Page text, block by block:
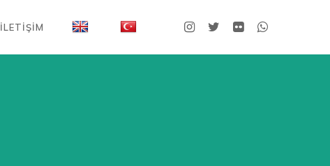
İLETIŞIM